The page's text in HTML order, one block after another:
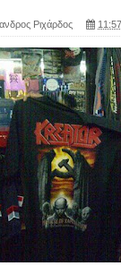
Ριχάρδος